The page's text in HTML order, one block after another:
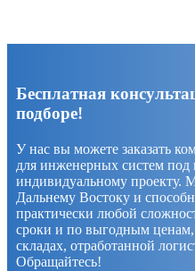
Бесплатная
подборе!
У нас вы можете заказать
для инженерных систем
индивидуальному проекту.
Дальнему Востоку и
практически любой
сроки и по выгодным ценам,
складах, отработанной
Обращайтесь!